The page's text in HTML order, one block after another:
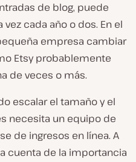
de blog, puede
cada año o dos. En el
empresa cambiar
Etsy probablemente
de veces o más.
escalar el tamaño y el
necesita un equipo de
de ingresos en línea. A
cuenta de la importancia